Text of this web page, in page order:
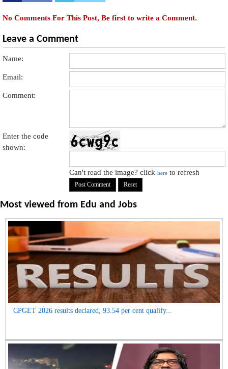
No Comments For This Post, Be first to write a Comment.
Leave a Comment
Name:
Email:
Comment:
Enter the code
shown:
Can't read the image? clickhere to refresh
Most viewed from Edu and Jobs
CPGET 2026 results declared, 93.54 per cent qualify...